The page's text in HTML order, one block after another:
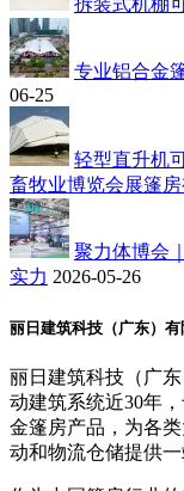
拆装式机棚
专业铝合金
06-25
轻型直升机
畜牧业博览会展篷
聚力体博会
实力 2026-05-26
丽日建筑科技（广东）有
丽日建筑科技（广
动建筑系统近30年
金篷房产品，为各
动和物流仓储提供